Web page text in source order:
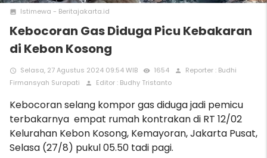
photo Istimewa - Beritajakarta.id
Kebocoran Gas Diduga Picu Kebakaran
di Kebon Kosong
access_time Selasa, 27 Agustus 2024 09:54 WIB remove_red_eye 1654 person
Reporter : Budhi
Firmansyah Surapati
person Editor : Budhy Tristanto
Kebocoran selang kompor gas diduga jadi pemicu
terbakarnya empat rumah kontrakan di RT 12/02
Kelurahan Kebon Kosong, Kemayoran, Jakarta Pusat,
Selasa (27/8) pukul 05.50 tadi pagi.